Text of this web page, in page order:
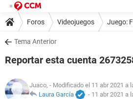
Foros Videojuegos Juego:
Tema Anterior
Reportar esta cuenta
Juaco, - Modificado el 11 abr 2021 a
Laura García
- 11 abr 2021 a